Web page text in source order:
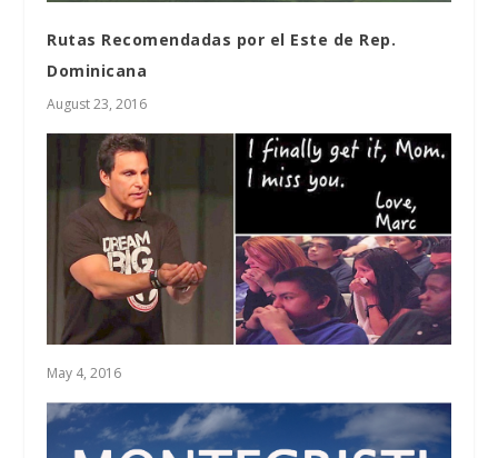
Rutas Recomendadas por el Este de Rep.
Dominicana
August 23, 2016
May 4, 2016